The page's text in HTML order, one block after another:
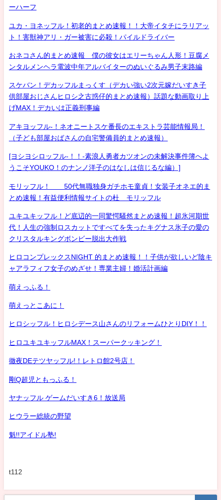
ーハーフ
ユカ・ヨネッフル！初老的まとめ速報！！大帝イタチにラリアッ
ト！害獣神アリ・ガー被害に必殺！パイルドライバー
おネコさん的まとめ速報 僕の彼女はエリーちゃん人形！豆腐メ
ンタルメンヘラ電波中年アルバイターのぬいぐるみ男子末路編
スケバン！デカッフルまっくす（デカい強い2次元嫁だいすき子
供部屋おじさんヒロシ之古惑仔的まとめ速報）話題な動画取り上
げMAX！デカいは正義刑事編
アキヨッフル-！ネオニートスケ番長のエキストラ芸能情報局！
（子ども部屋おばさんの自宅警備員的まとめ速報）
[ヨシヨシロッフル-！！-素浪人勇者カツオンの未解決事件簿へよ
うこそYOUKO！のナンノ洋子のはなしは信じるな編）]
モリッフル！ 50代無職独身ガチホモ童貞！女装子オネエ的ま
とめ速報！有益便利情報サイトの杜 モリッフル
ユキユキッフル！ど底辺的一同驚愕騒然まとめ速報！超氷河期世
代！人生の強制ロスカットですべてを失ったキグナス氷子の愛の
クリスタルキングボンビー脱出大作戦
ヒロコンプレックスNIGHT 的まとめ速報！！子供が欲しいど陰キ
ャアラフィフ女子のめざせ！専業主婦！婚活計画編
萌えっふる！
萌えっとこあに！
ヒロシッフル！ヒロシデース山さんのリフォームひとりDIY！！
ヒロユキユキッフルMAX！スーパークッキング！
徹夜DEテツヤッフル!！レトロ館2号店！
剛Q超児ともっふる！
ヤナッフル ゲームだいすき6！放送局
ヒウラー総統の野望
魁!!アイドル塾!
t112